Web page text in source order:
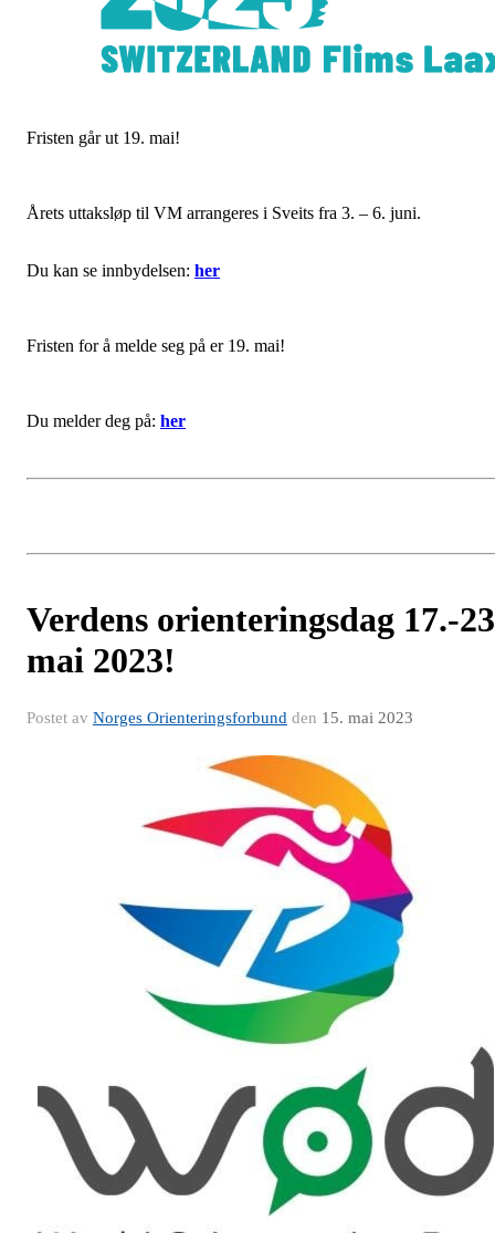
Fristen går ut 19. mai!
Årets uttaksløp til VM arrangeres i Sveits fra 3. – 6. juni.
Du kan se innbydelsen: her
Fristen for å melde seg på er 19. mai!
Du melder deg på: her
Verdens orienteringsdag 17.-
mai 2023!
Postet av Norges Orienteringsforbund den 15. mai 2023